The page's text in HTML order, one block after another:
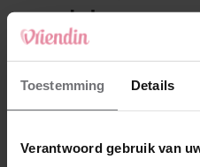
Toestemming Details
Verantwoord gebruik van